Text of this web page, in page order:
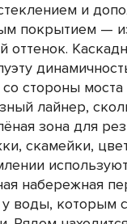
и
покрытием —
оттенок.
стороны моста
лайнер,
зона для
скамейки,
набережная
воды, которым